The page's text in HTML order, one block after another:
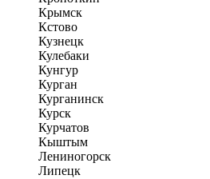
Крымск
Кстово
Кузнецк
Кулебаки
Кунгур
Курган
Курганинск
Курск
Курчатов
Кыштым
Лениногорск
Липецк